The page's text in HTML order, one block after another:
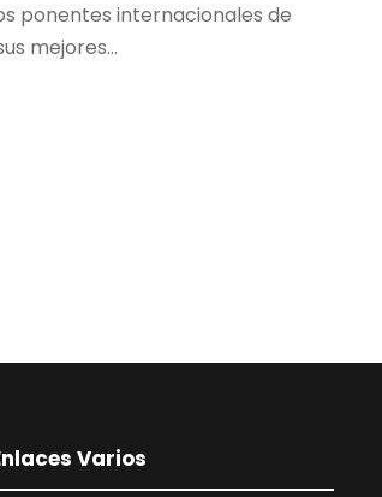
ponentes internacionales de
mejores...
Varios